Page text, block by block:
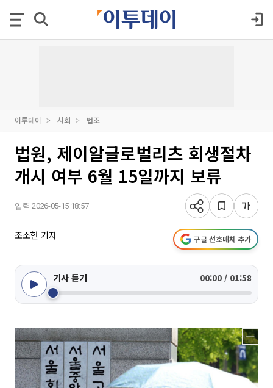
이투데이 사회 법조
법원, 제이알글로벌리츠 회생절차
개시 여부 6월 15일까지 보류
입력 2026-05-15 18:57
조소현 기자 구글 선호매체 추가
기사 듣기 00:00 / 01:58